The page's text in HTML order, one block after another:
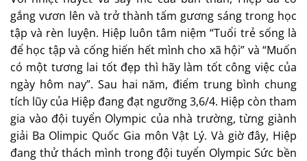
gắng vươn lên và trở thành tấm gương sáng trong học
tập và rèn luyện. Hiệp luôn tâm niệm “Tuổi trẻ sống là
để học tập và cống hiến hết mình cho xã hội” và “Muốn
có một tương lai tốt đẹp thì hãy làm tốt công việc của
ngày hôm nay”. Sau hai năm, điểm trung bình chung
tích lũy của Hiệp đang đạt ngưỡng 3,6/4. Hiệp còn tham
gia vào đội tuyển Olympic của nhà trường, từng giành
giải Ba Olimpic Quốc Gia môn Vật Lý. Và giờ đây, Hiệp
đang thử thách mình trong đội tuyển Olympic Sức bền